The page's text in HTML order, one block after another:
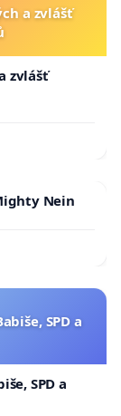
a zvlášť
zvlášť
Nein
SPD a
SPD a